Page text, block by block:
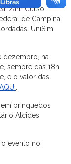
Curso
de Campina
UniSim
dezembro, na
sempre das 18h
e o valor das
AQUI
brinquedos
Alcides
evento no